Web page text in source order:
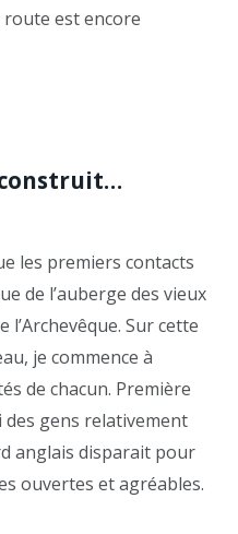
est encore
construit…
les premiers contacts
de l’auberge des vieux
Sur cette
je commence à
de chacun. Première
des gens relativement
anglais disparait pour
ouvertes et agréables.